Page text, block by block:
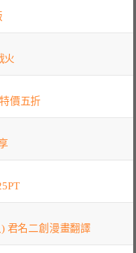
火
價五折
君名二創漫畫翻譯